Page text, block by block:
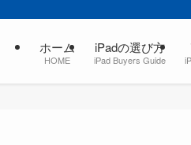
ホーム
HOME
iPadの選び方
iPad Buyers Guide